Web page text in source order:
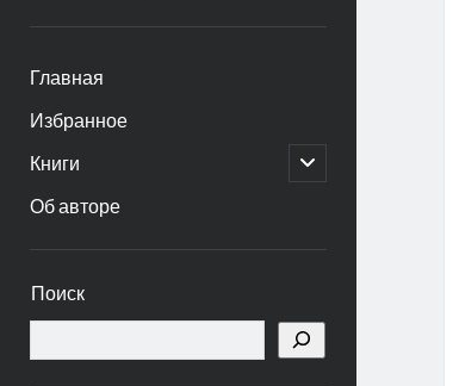
Главная
Избранное
Книги
открыть
дочернее
Об авторе
панель
Поиск